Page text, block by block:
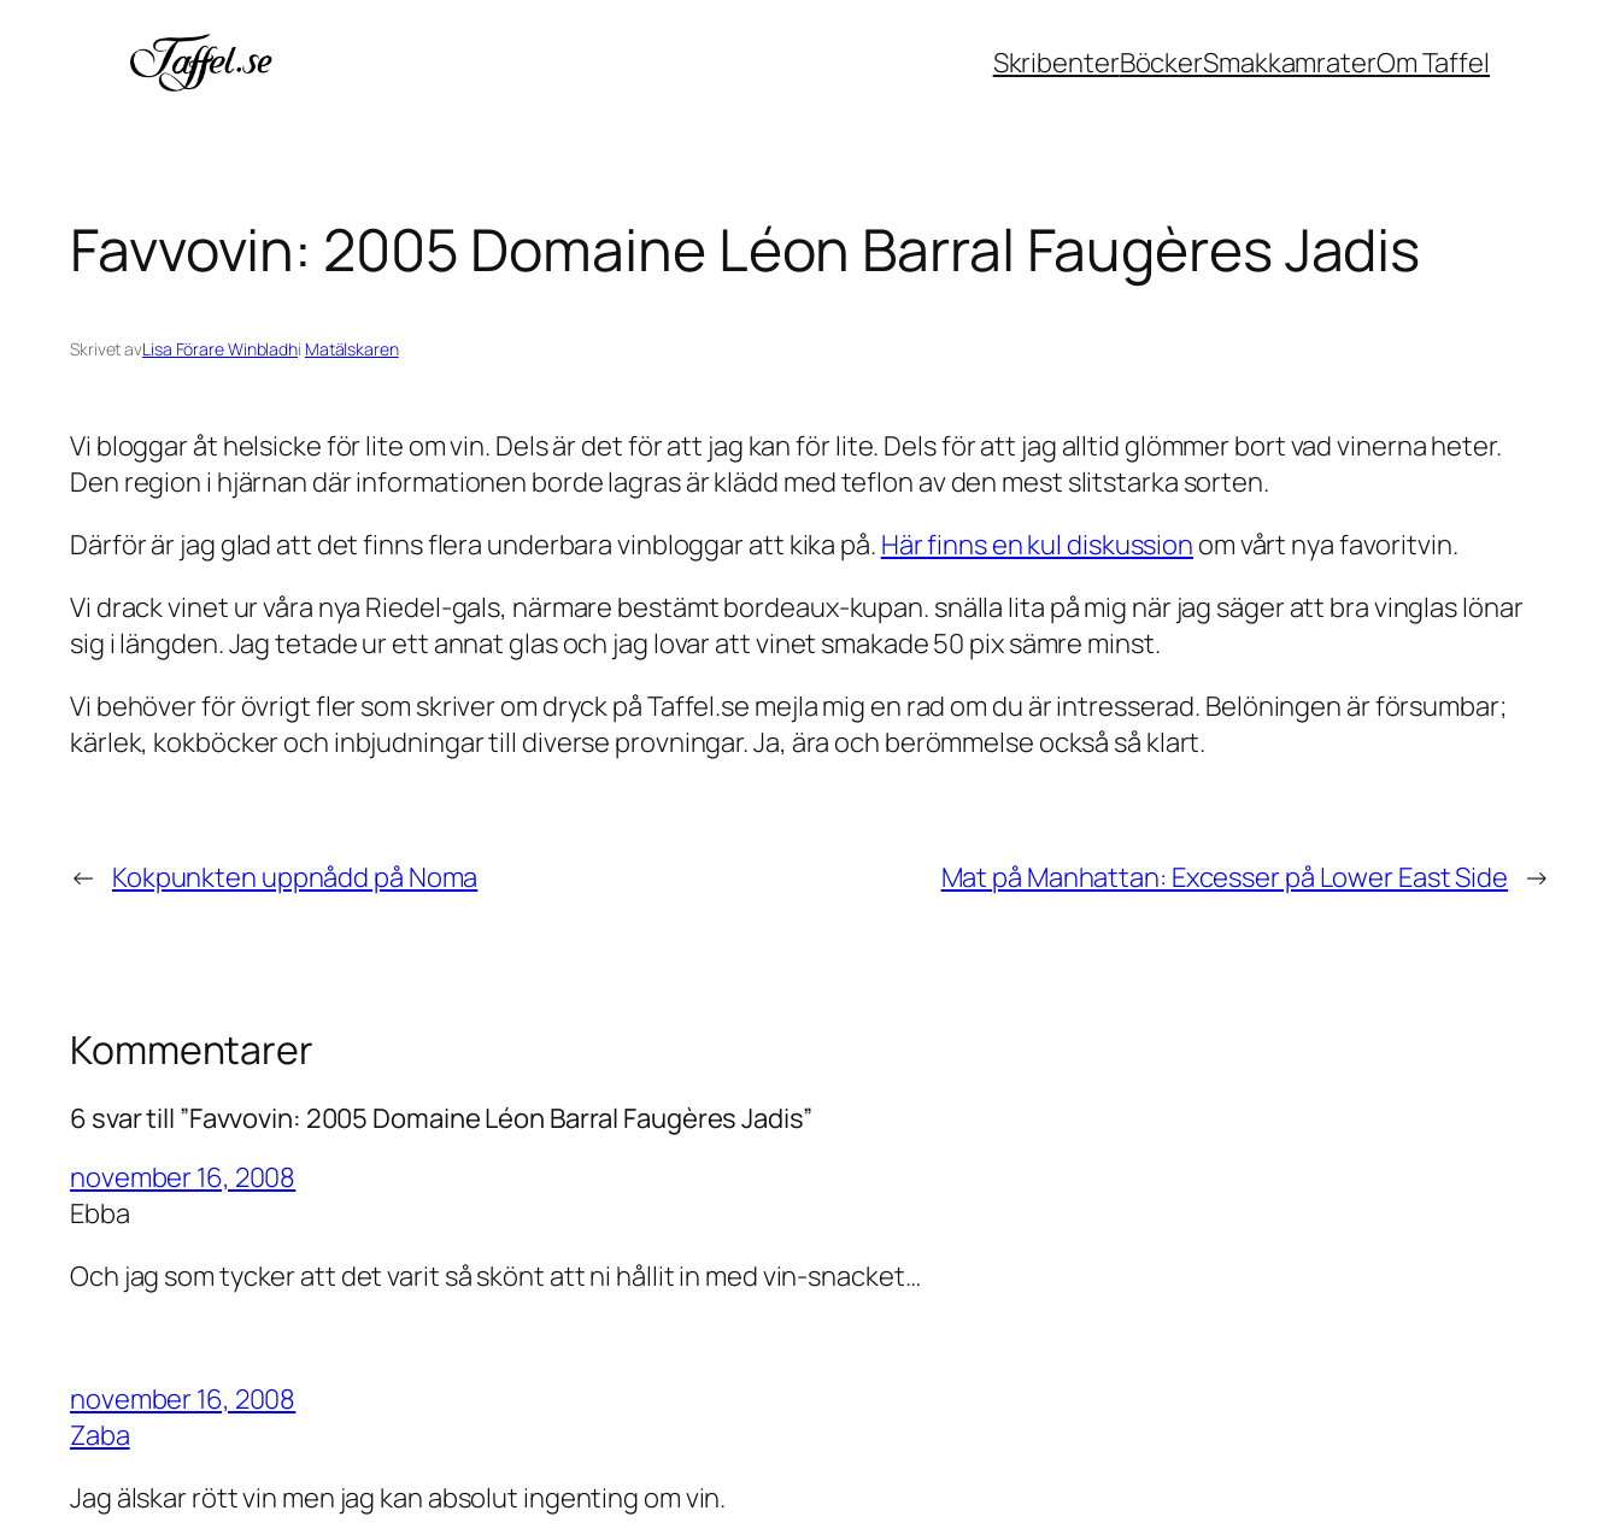
SkribenterBöckerSmakkamraterOm Taffel
Favvovin: 2005 Domaine Léon Barral Faugères Jadis
Skrivet avLisa Förare Winbladhi Matälskaren
Vi bloggar åt helsicke för lite om vin. Dels är det för att jag kan för lite. Dels för att jag alltid glömmer bort vad vinerna heter.
Den region i hjärnan där informationen borde lagras är klädd med teflon av den mest slitstarka sorten.
Därför är jag glad att det finns flera underbara vinbloggar att kika på. Här finns en kul diskussion om vårt nya favoritvin.
Vi drack vinet ur våra nya Riedel-gals, närmare bestämt bordeaux-kupan. snälla lita på mig när jag säger att bra vinglas lönar
sig i längden. Jag tetade ur ett annat glas och jag lovar att vinet smakade 50 pix sämre minst.
Vi behöver för övrigt fler som skriver om dryck på Taffel.se mejla mig en rad om du är intresserad. Belöningen är försumbar;
kärlek, kokböcker och inbjudningar till diverse provningar. Ja, ära och berömmelse också så klart.
← Kokpunkten uppnådd på Noma Mat på Manhattan: Excesser på Lower East Side →
Kommentarer
6 svar till ”Favvovin: 2005 Domaine Léon Barral Faugères Jadis”
november 16, 2008
Ebba
Och jag som tycker att det varit så skönt att ni hållit in med vin-snacket…
november 16, 2008
Zaba
Jag älskar rött vin men jag kan absolut ingenting om vin.